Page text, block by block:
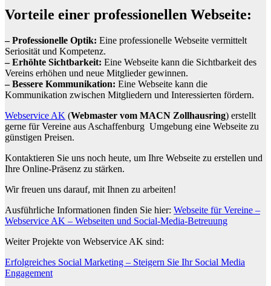
Vorteile einer professionellen Webseite:
– Professionelle Optik: Eine professionelle Webseite vermittelt
Seriosität und Kompetenz.
– Erhöhte Sichtbarkeit: Eine Webseite kann die Sichtbarkeit des
Vereins erhöhen und neue Mitglieder gewinnen.
– Bessere Kommunikation: Eine Webseite kann die
Kommunikation zwischen Mitgliedern und Interessierten fördern.
Webservice AK (Webmaster vom MACN Zollhausring) erstellt
gerne für Vereine aus Aschaffenburg Umgebung eine Webseite zu
günstigen Preisen.
Kontaktieren Sie uns noch heute, um Ihre Webseite zu erstellen und
Ihre Online-Präsenz zu stärken.
Wir freuen uns darauf, mit Ihnen zu arbeiten!
Ausführliche Informationen finden Sie hier: Webseite für Vereine –
Webservice AK – Webseiten und Social-Media-Betreuung
Weiter Projekte von Webservice AK sind:
Erfolgreiches Social Marketing – Steigern Sie Ihr Social Media
Engagement